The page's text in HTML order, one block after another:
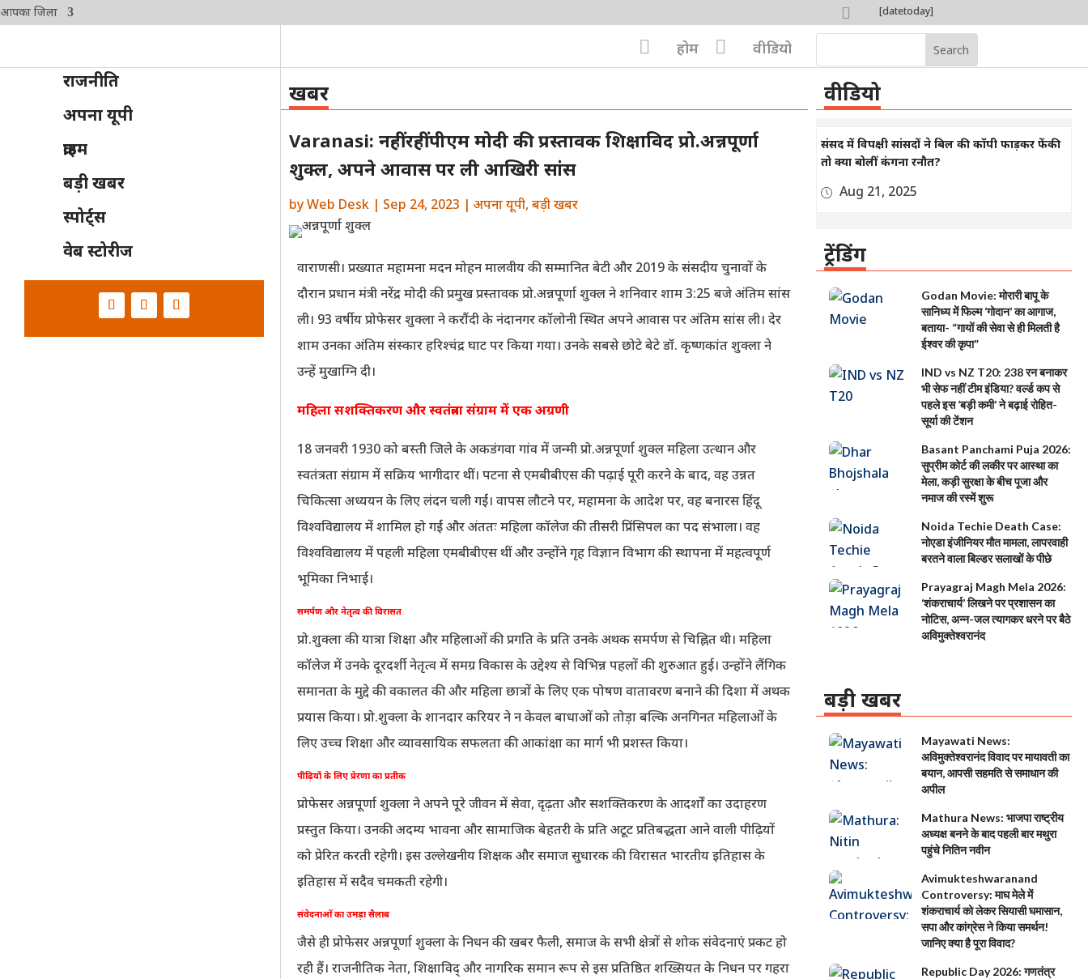
आपका जिला  [datetoday]
 वीडियो
 होम
राजनीति
अपना यूपी
क्राइम
बड़ी खबर
स्पोर्ट्स
वेब स्टोरीज
खबर
Varanasi: नहीं रहीं पीएम मोदी की प्रस्तावक शिक्षाविद प्रो.अन्नपूर्णा
शुक्ल, अपने आवास पर ली आखिरी सांस
byWeb Desk | Sep 24, 2023 |अपना यूपी,बड़ी खबर
वाराणसी। प्रख्यात महामना मदन मोहन मालवीय की सम्मानित बेटी और 2019 के संसदीय चुनावों के
दौरान प्रधान मंत्री नरेंद्र मोदी की प्रमुख प्रस्तावक प्रो.अन्नपूर्णा शुक्ल ने शनिवार शाम 3:25 बजे अंतिम सांस
ली। 93 वर्षीय प्रोफेसर शुक्ला ने करौंदी के नंदानगर कॉलोनी स्थित अपने आवास पर अंतिम सांस ली। देर
शाम उनका अंतिम संस्कार हरिश्चंद्र घाट पर किया गया। उनके सबसे छोटे बेटे डॉ. कृष्णकांत शुक्ला ने
उन्हें मुखाग्नि दी।
महिला सशक्तिकरण और स्वतंत्रता संग्राम में एक अग्रणी
18 जनवरी 1930 को बस्ती जिले के अकडंगवा गांव में जन्मी प्रो.अन्नपूर्णा शुक्ल महिला उत्थान और
स्वतंत्रता संग्राम में सक्रिय भागीदार थीं। पटना से एमबीबीएस की पढ़ाई पूरी करने के बाद, वह उन्नत
चिकित्सा अध्ययन के लिए लंदन चली गईं। वापस लौटने पर, महामना के आदेश पर, वह बनारस हिंदू
विश्वविद्यालय में शामिल हो गईं और अंततः महिला कॉलेज की तीसरी प्रिंसिपल का पद संभाला। वह
विश्वविद्यालय में पहली महिला एमबीबीएस थीं और उन्होंने गृह विज्ञान विभाग की स्थापना में महत्वपूर्ण
भूमिका निभाई।
समर्पण और नेतृत्व की विरासत
प्रो.शुक्ला की यात्रा शिक्षा और महिलाओं की प्रगति के प्रति उनके अथक समर्पण से चिह्नित थी। महिला
कॉलेज में उनके दूरदर्शी नेतृत्व में समग्र विकास के उद्देश्य से विभिन्न पहलों की शुरुआत हुई। उन्होंने लैंगिक
समानता के मुद्दे की वकालत की और महिला छात्रों के लिए एक पोषण वातावरण बनाने की दिशा में अथक
प्रयास किया। प्रो.शुक्ला के शानदार करियर ने न केवल बाधाओं को तोड़ा बल्कि अनगिनत महिलाओं के
लिए उच्च शिक्षा और व्यावसायिक सफलता की आकांक्षा का मार्ग भी प्रशस्त किया।
पीढ़ियों के लिए प्रेरणा का प्रतीक
प्रोफेसर अन्नपूर्णा शुक्ला ने अपने पूरे जीवन में सेवा, दृढ़ता और सशक्तिकरण के आदर्शों का उदाहरण
प्रस्तुत किया। उनकी अदम्य भावना और सामाजिक बेहतरी के प्रति अटूट प्रतिबद्धता आने वाली पीढ़ियों
को प्रेरित करती रहेगी। इस उल्लेखनीय शिक्षक और समाज सुधारक की विरासत भारतीय इतिहास के
इतिहास में सदैव चमकती रहेगी।
संवेदनाओं का उमड़ा सैलाब
जैसे ही प्रोफेसर अन्नपूर्णा शुक्ला के निधन की खबर फैली, समाज के सभी क्षेत्रों से शोक संवेदनाएं प्रकट हो
रही हैं। राजनीतिक नेता, शिक्षाविद् और नागरिक समान रूप से इस प्रतिष्ठित शख्सियत के निधन पर गहरा
वीडियो
संसद में विपक्षी सांसदों ने बिल की कॉपी फाड़कर फेंकी
तो क्या बोलीं कंगना रनौत?
Aug 21, 2025
ट्रेंडिंग
Godan Movie: मोरारी बापू के
सानिध्य में फिल्म ‘गोदान’ का आगाज,
बताया- “गायों की सेवा से ही मिलती है
ईश्वर की कृपा”
IND vs NZ T20: 238 रन बनाकर
भी सेफ नहीं टीम इंडिया? वर्ल्ड कप से
पहले इस ‘बड़ी कमी’ ने बढ़ाई रोहित-
सूर्या की टेंशन
Basant Panchami Puja 2026:
सुप्रीम कोर्ट की लकीर पर आस्था का
मेला, कड़ी सुरक्षा के बीच पूजा और
नमाज की रस्में शुरू
Noida Techie Death Case:
नोएडा इंजीनियर मौत मामला, लापरवाही
बरतने वाला बिल्डर सलाखों के पीछे
Prayagraj Magh Mela 2026:
‘शंकराचार्य’ लिखने पर प्रशासन का
नोटिस, अन्न-जल त्यागकर धरने पर बैठे
अविमुक्तेश्वरानंद
बड़ी खबर
Mayawati News:
अविमुक्तेश्वरानंद विवाद पर मायावती का
बयान, आपसी सहमति से समाधान की
अपील
Mathura News: भाजपा राष्ट्रीय
अध्यक्ष बनने के बाद पहली बार मथुरा
पहुंचे नितिन नवीन
Avimukteshwaranand
Controversy: माघ मेले में
शंकराचार्य को लेकर सियासी घमासान,
सपा और कांग्रेस ने किया समर्थन!
जानिए क्या है पूरा विवाद?
Republic Day 2026: गणतंत्र